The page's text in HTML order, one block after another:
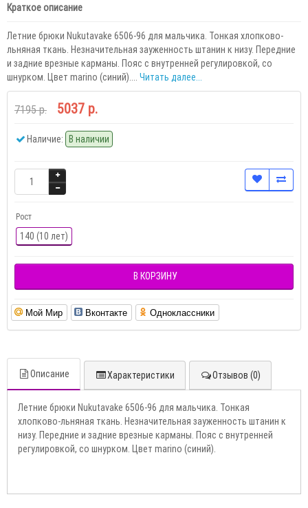
Краткое описание
Летние брюки Nukutavake 6506-96 для мальчика. Тонкая хлопково-
льняная ткань. Незначительная зауженность штанин к низу. Передние
и задние врезные карманы. Пояс с внутренней регулировкой, со
шнурком. Цвет marino (синий).... Читать далее...
7195 р. 5037 р.
Наличие: В наличии
Рост
140 (10 лет)
В КОРЗИНУ
Мой Мир Вконтакте Одноклассники
Описание Характеристики Отзывов (0)
Летние брюки Nukutavake 6506-96 для мальчика. Тонкая
хлопково-льняная ткань. Незначительная зауженность штанин к
низу. Передние и задние врезные карманы. Пояс с внутренней
регулировкой, со шнурком. Цвет marino (синий).